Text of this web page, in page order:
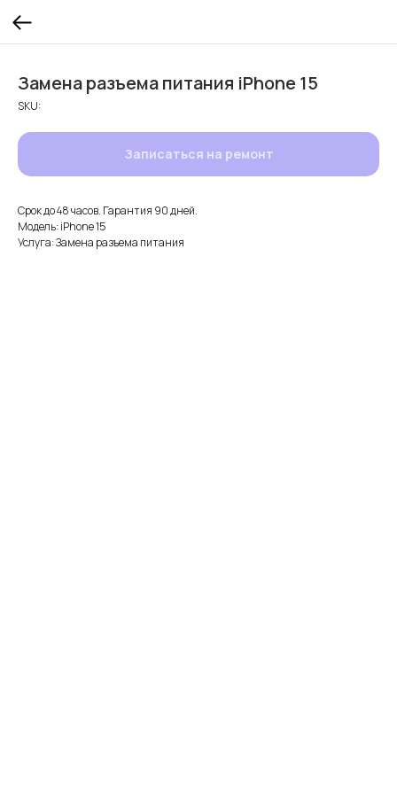
Замена разъема питания iPhone 15
SKU:
Записаться на ремонт
Срок до 48 часов. Гарантия 90 дней.
Модель: iPhone 15
Услуга: Замена разъема питания